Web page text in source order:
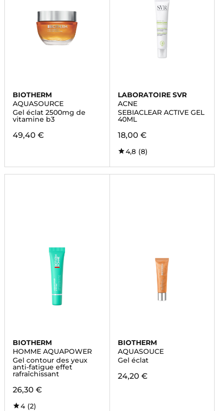
BIOTHERM
AQUASOURCE
Gel éclat 2500mg de
vitamine b3
49,40 €
LABORATOIRE SVR
ACNE
SEBIACLEAR ACTIVE GEL
40ML
18,00 €
4,8 (8)
BIOTHERM
HOMME AQUAPOWER
Gel contour des yeux
anti-fatigue effet
rafraîchissant
26,30 €
4 (2)
BIOTHERM
AQUASOUCE
Gel éclat
24,20 €